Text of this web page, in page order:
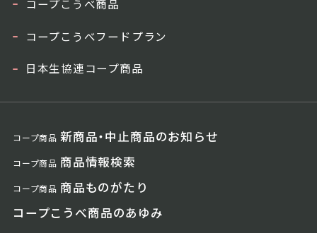
コープこうべ商品
コープこうべフードプラン
日本生協連コープ商品
コープ商品 新商品・中止商品のお知らせ
コープ商品 商品情報検索
コープ商品 商品ものがたり
コープこうべ商品のあゆみ